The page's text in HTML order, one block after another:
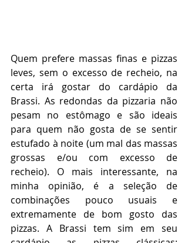
Quem prefere massas finas e pizzas
leves, sem o excesso de recheio, na
certa irá gostar do cardápio da
Brassi. As redondas da pizzaria não
pesam no estômago e são ideais
para quem não gosta de se sentir
estufado à noite (um mal das massas
grossas e/ou com excesso de
recheio). O mais interessante, na
minha opinião, é a seleção de
combinações pouco usuais e
extremamente de bom gosto das
pizzas. A Brassi tem sim em seu